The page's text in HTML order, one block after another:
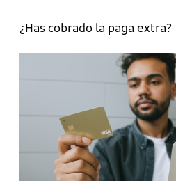
¿Has cobrado la paga extra?